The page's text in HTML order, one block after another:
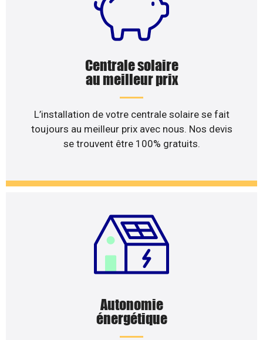
Centrale solaire
au meilleur prix
L’installation de votre centrale solaire se fait
toujours au meilleur prix avec nous. Nos devis
se trouvent être 100% gratuits.
Autonomie
énergétique